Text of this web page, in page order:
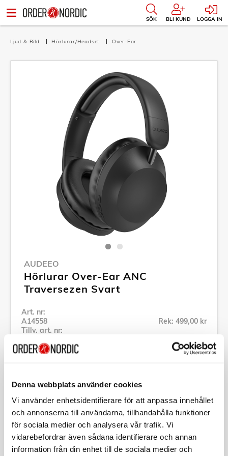
Denna webbplats använder cookies
Vi använder enhetsidentifierare för att anpassa innehållet
och annonserna till användarna, tillhandahålla funktioner
för sociala medier och analysera vår trafik. Vi
vidarebefordrar även sådana identifierare och annan
information från din enhet till de sociala medier och
SÖK BLI KUND LOGGA IN
Ljud & Bild Hörlurar/Headset Over-Ear
AUDEEO
Hörlurar Over-Ear ANC
Traversezen Svart
Art. nr:
A14558
Tillv. art. nr:
Rek: 499,00 kr
Se alla produkter inom Audeeo
Beskrivning
Art. nr:A14558